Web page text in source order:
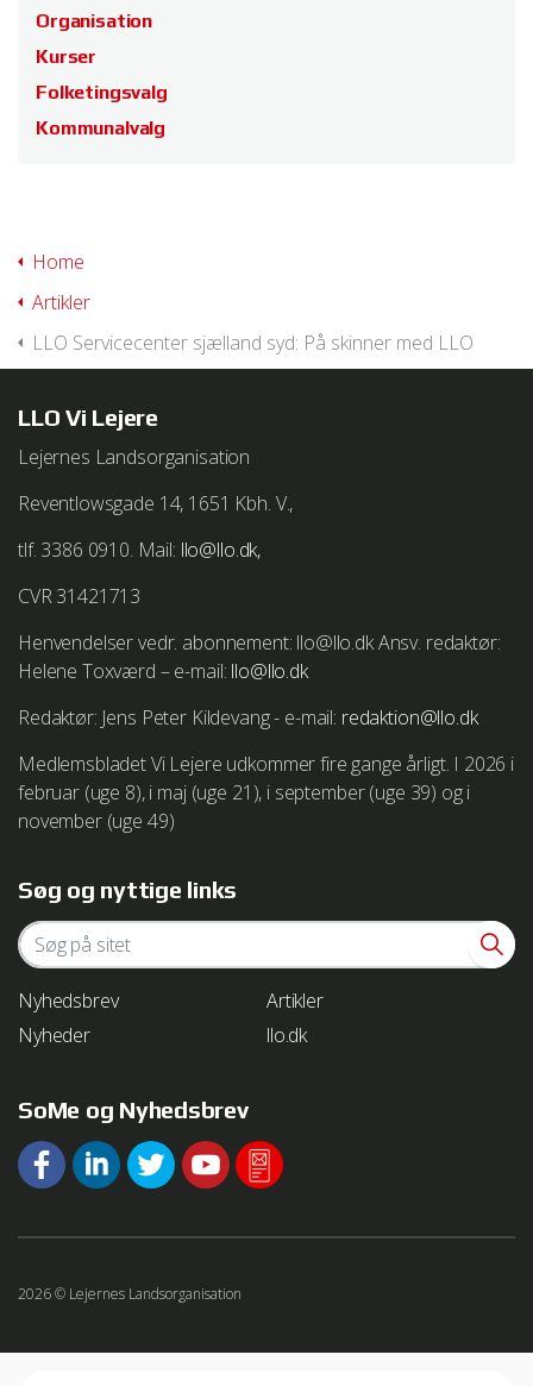
Organisation
Kurser
Folketingsvalg
Kommunalvalg
Home
Artikler
LLO Servicecenter sjælland syd: På skinner med LLO
LLO Vi Lejere
Lejernes Landsorganisation
Reventlowsgade 14, 1651 Kbh. V.,
tlf. 3386 0910. Mail: llo@llo.dk,
CVR 31421713
Henvendelser vedr. abonnement: llo@llo.dk Ansv. redaktør:
Helene Toxværd – e-mail: llo@llo.dk
Redaktør: Jens Peter Kildevang - e-mail: redaktion@llo.dk
Medlemsbladet Vi Lejere udkommer fire gange årligt. I 2026 i
februar (uge 8), i maj (uge 21), i september (uge 39) og i
november (uge 49)
Søg og nyttige links
Nyhedsbrev
Artikler
Nyheder
llo.dk
SoMe og Nyhedsbrev
2026 © Lejernes Landsorganisation